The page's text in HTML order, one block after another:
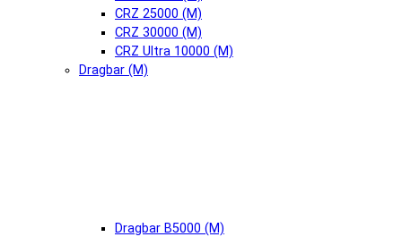
CRZ 25000 (М)
CRZ 30000 (М)
CRZ Ultra 10000 (М)
Dragbar (М)
Dragbar B5000 (М)